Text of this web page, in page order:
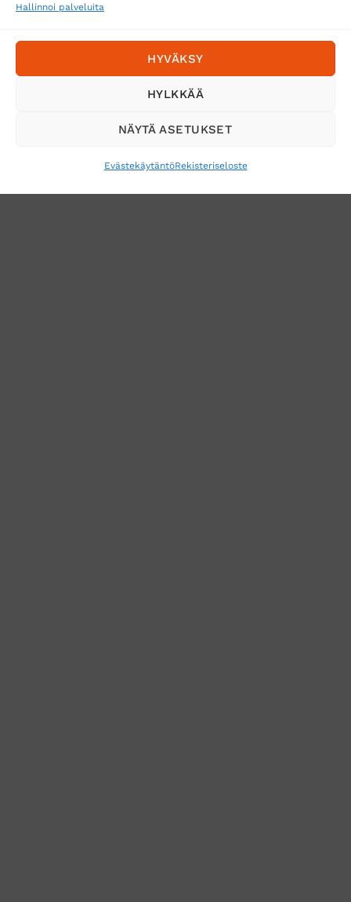
Hallinnoi palveluita
HYVÄKSY
HYLKKÄÄ
NÄYTÄ ASETUKSET
EvästekäytäntöRekisteriseloste